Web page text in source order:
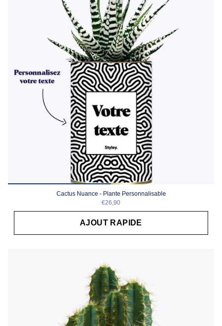
Cactus Nuance - Plante Personnalisable
€26,90
AJOUT RAPIDE